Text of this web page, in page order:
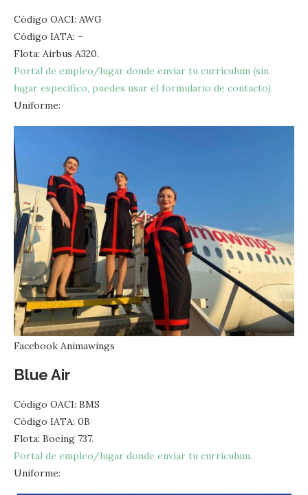
Código OACI: AWG
Código IATA: –
Flota: Airbus A320.
Portal de empleo/lugar donde enviar tu currículum (sin
lugar específico, puedes usar el formulario de contacto).
Uniforme:
Facebook Animawings
Blue Air
Código OACI: BMS
Código IATA: 0B
Flota: Boeing 737.
Portal de empleo/lugar donde enviar tu currículum.
Uniforme: